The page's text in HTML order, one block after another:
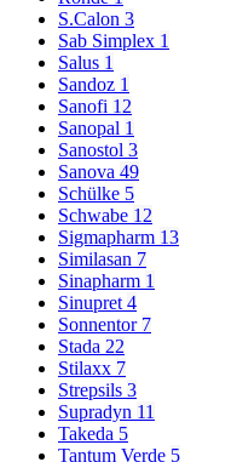
S.Calon 3
Sab Simplex 1
Salus 1
Sandoz 1
Sanofi 12
Sanopal 1
Sanostol 3
Sanova 49
Schülke 5
Schwabe 12
Sigmapharm 13
Similasan 7
Sinapharm 1
Sinupret 4
Sonnentor 7
Stada 22
Stilaxx 7
Strepsils 3
Supradyn 11
Takeda 5
Tantum Verde 5